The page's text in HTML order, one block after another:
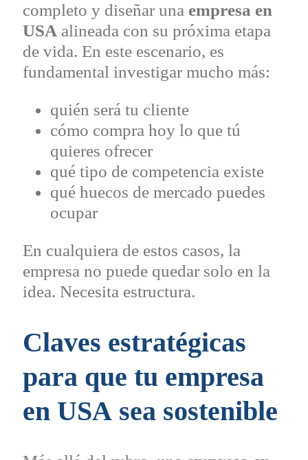
completo y diseñar una empresa en
USA alineada con su próxima etapa
de vida. En este escenario, es
fundamental investigar mucho más:
quién será tu cliente
cómo compra hoy lo que tú
quieres ofrecer
qué tipo de competencia existe
qué huecos de mercado puedes
ocupar
En cualquiera de estos casos, la
empresa no puede quedar solo en la
idea. Necesita estructura.
Claves estratégicas
para que tu empresa
en USA sea sostenible